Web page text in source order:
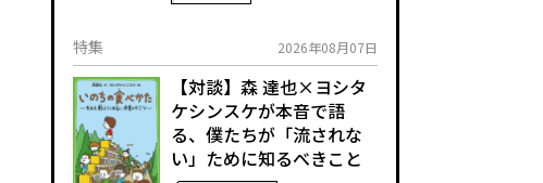
特集 2026年08月07日
【対談】森 達也×ヨシタ
ケシンスケが本音で語
る、僕たちが「流されな
い」ために知るべきこと